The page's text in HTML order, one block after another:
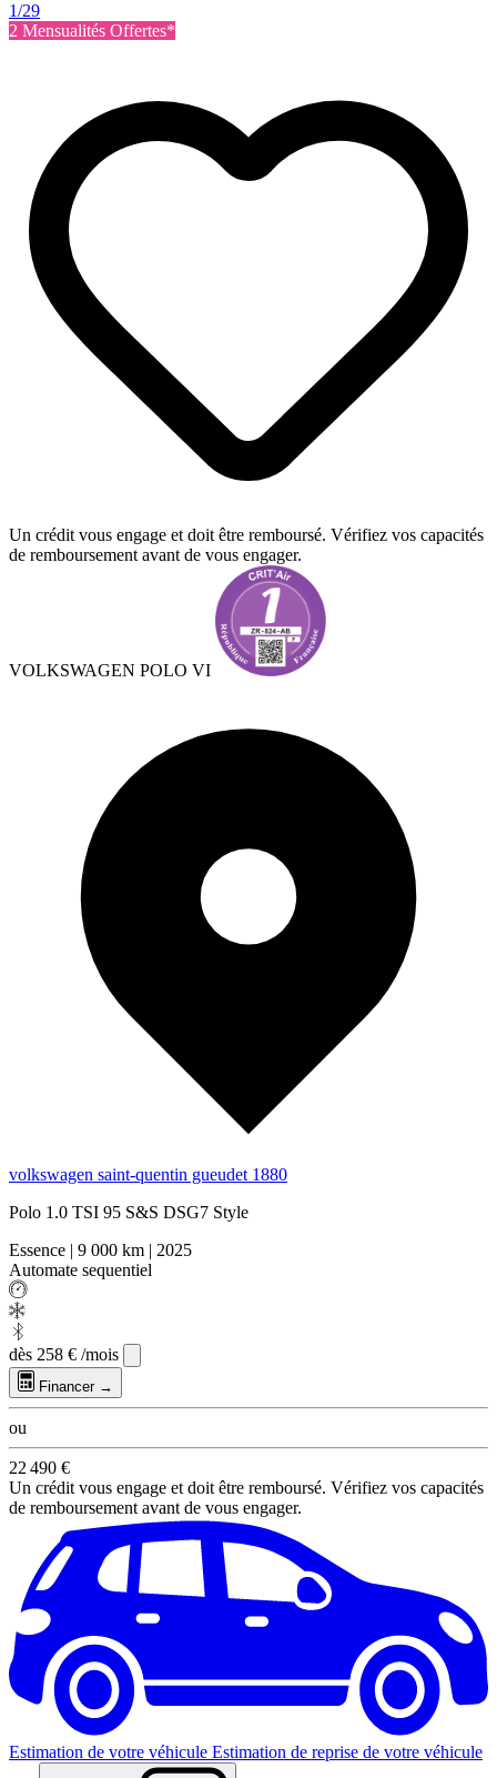
1/29
2 Mensualités Offertes*
Un crédit vous engage et doit être remboursé. Vérifiez vos capacités
de remboursement avant de vous engager.
VOLKSWAGEN POLO VI
volkswagen saint-quentin gueudet 1880
Polo 1.0 TSI 95 S&S DSG7 Style
Essence | 9 000 km | 2025
Automate sequentiel
dès 258 € /mois
Financer →
ou
22 490 €
Un crédit vous engage et doit être remboursé. Vérifiez vos capacités
de remboursement avant de vous engager.
Estimation de votre véhicule Estimation de reprise de votre véhicule